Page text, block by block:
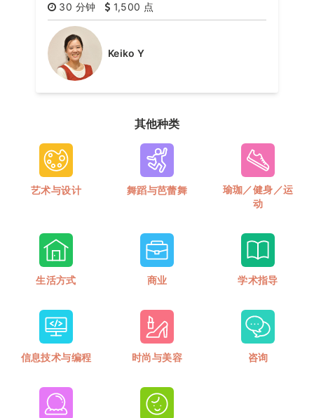
30 分钟 1,500 点
Keiko Y
其他种类
艺术与设计 舞蹈与芭蕾舞
瑜珈／健身／运
动
生活方式 商业 学术指导
信息技术与编程 时尚与美容 咨询